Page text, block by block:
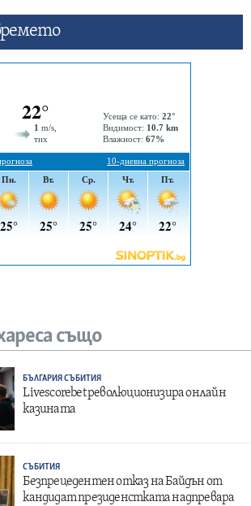
също
БЪЛГАРИЯСЪБИТИЯ
Livescorebet революционизира онлайн
казината
СЪБИТИЯ
Безпрецедентен отказ на Байдън от
кандидат президенстката надпревара